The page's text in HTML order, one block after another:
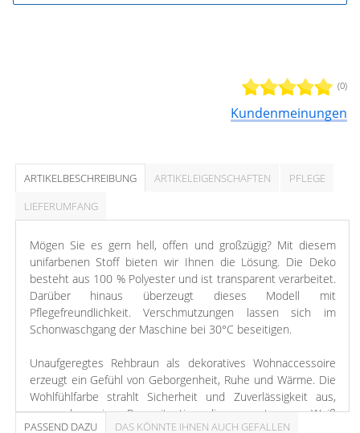
(0)
Kundenmeinungen
ARTIKELBESCHREIBUNG ARTIKELEIGENSCHAFTEN
PFLEGE
LIEFERUMFANG
Mögen Sie es gern hell, offen und großzügig? Mit diesem
unifarbenen Stoff bieten wir Ihnen die Lösung. Die Deko
besteht aus 100 % Polyester und ist transparent verarbeitet.
Darüber hinaus überzeugt dieses Modell mit
Pflegefreundlichkeit. Verschmutzungen lassen sich im
Schonwaschgang der Maschine bei 30°C beseitigen.
Unaufgeregtes Rehbraun als dekoratives Wohnaccessoire
erzeugt ein Gefühl von Geborgenheit, Ruhe und Wärme. Die
Wohlfühlfarbe strahlt Sicherheit und Zuverlässigkeit aus,
passend zu einer Raumsituation, die ansonsten von Weiß
PASSEND DAZU DAS KÖNNTE IHNEN AUCH GEFALLEN